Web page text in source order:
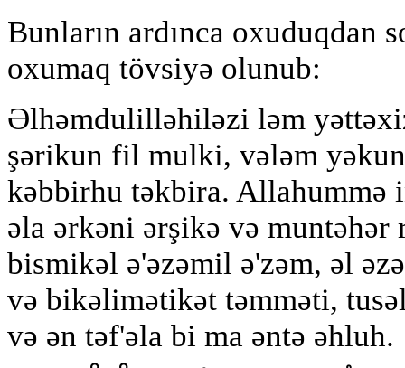
Bunların ardınca oxuduqdan
oxumaq tövsiyə olunub:
Əlhəmdulilləhiləzi ləm
şərikun fil mulki, vələm
kəbbirhu təkbira. Allahummə
əla ərkəni ərşikə və
bismikəl ə'əzəmil ə'zəm, əl
və bikəlimətikət təmməti,
və ən təf'əla bi ma əntə əhluh.